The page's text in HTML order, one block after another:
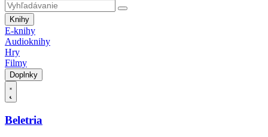
Knihy
E-knihy
Audioknihy
Hry
Filmy
Doplnky
Beletria